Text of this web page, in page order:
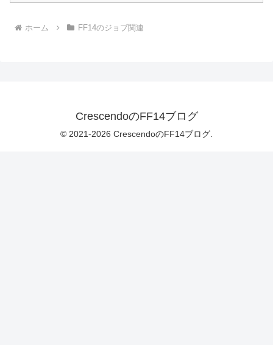
ホーム FF14のジョブ関連
CrescendoのFF14ブログ
© 2021-2026 CrescendoのFF14ブログ.